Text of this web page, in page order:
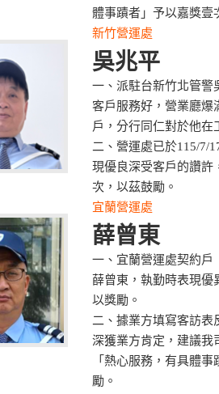
體事蹟者」予以嘉獎壹
新竹營運處
吳兆平
一、派駐台新竹北管警
客戶服務好，營業廳爆
戶，分行同仁對於他在
二、營運處已於115/7/
現優良深受客戶的讚許
次，以茲鼓勵。
宜蘭營運處
薛曾東
一、宜蘭營運處契約戶
薛曾東，執勤時表現優
以獎勵。
二、據業方填寫客訪表
深獲業方肯定，建議我
「熱心服務，有具體
勵。